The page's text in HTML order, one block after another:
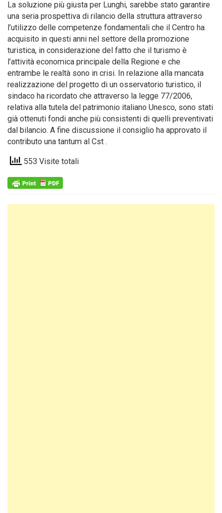
La soluzione più giusta per Lunghi, sarebbe stato garantire
una seria prospettiva di rilancio della struttura attraverso
l’utilizzo delle competenze fondamentali che il Centro ha
acquisito in questi anni nel settore della promozione
turistica, in considerazione del fatto che il turismo è
l’attività economica principale della Regione e che
entrambe le realtà sono in crisi. In relazione alla mancata
realizzazione del progetto di un osservatorio turistico, il
sindaco ha ricordato che attraverso la legge 77/2006,
relativa alla tutela del patrimonio italiano Unesco, sono stati
già ottenuti fondi anche più consistenti di quelli preventivati
dal bilancio. A fine discussione il consiglio ha approvato il
contributo una tantum al Cst .
553 Visite totali